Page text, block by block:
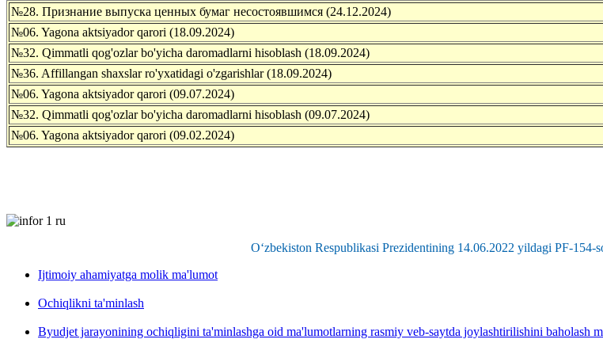
№28. Признание выпуска ценных бумаг несостоявшимся (24.12.2024)
№06. Yagona aktsiyador qarori (18.09.2024)
№32. Qimmatli qog'ozlar bo'yicha daromadlarni hisoblash (18.09.2024)
№36. Affillangan shaxslar ro'yxatidagi o'zgarishlar (18.09.2024)
№06. Yagona aktsiyador qarori (09.07.2024)
№32. Qimmatli qog'ozlar bo'yicha daromadlarni hisoblash (09.07.2024)
№06. Yagona aktsiyador qarori (09.02.2024)
O‘zbekiston Respublikasi Prezidentining 14.06.2022 yildagi PF-154-
Ijtimoiy ahamiyatga molik ma'lumot
Ochiqlikni ta'minlash
Byudjet jarayonining ochiqligini ta'minlashga oid ma'lumotlarning rasmiy veb-saytda joylashtirilishini baholash